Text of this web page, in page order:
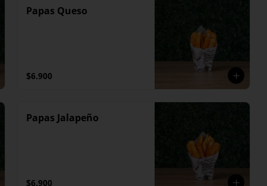
Papas Queso
$6.900
Papas Jalapeño
$6.900